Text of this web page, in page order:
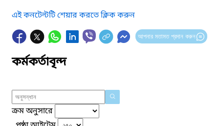
এই কনটেন্টটি শেয়ার করতে ক্লিক করুন
আপনার মতামত প্রদান করুন
কর্মকর্তাবৃন্দ
ক্রম অনুসারে